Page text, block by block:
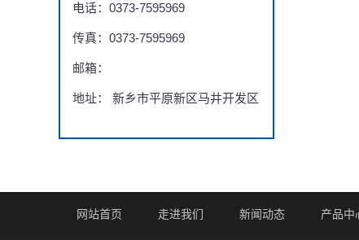
电话：0373-7595969
传真：0373-7595969
邮箱：
地址： 新乡市平原新区马井开发区
网站首页 走进我们 新闻动态 产品中